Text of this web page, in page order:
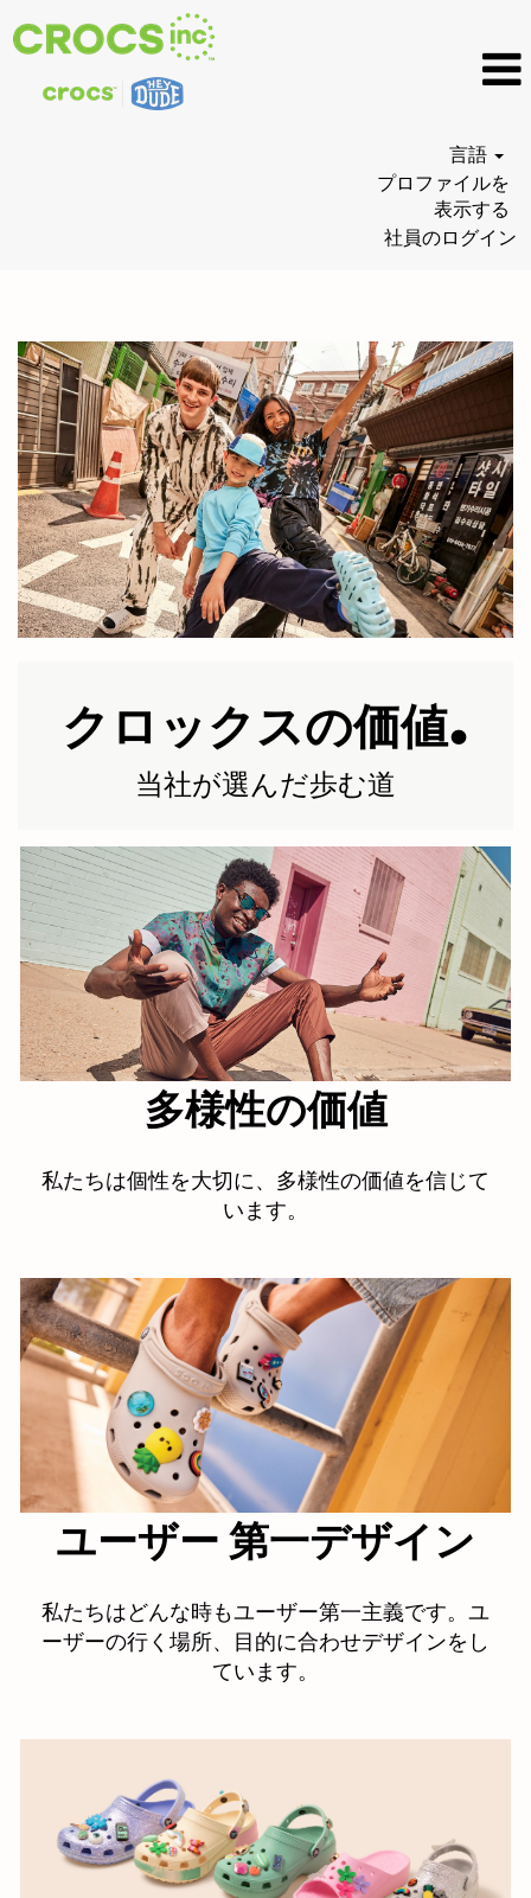
言語
プロファイルを
表示する
社員のログイン
クロックスの価値.
当社が選んだ歩む道
多様性の価値
私たちは個性を大切に、多様性の価値を信じて
います。
ユーザー 第一デザイン
私たちはどんな時もユーザー第一主義です。ユ
ーザーの行く場所、目的に合わせデザインをし
ています。